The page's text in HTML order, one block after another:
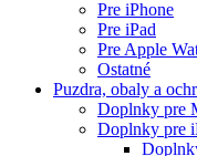
Pre iPhone
Pre iPad
Pre Apple
Ostatné
Puzdra, obaly a
Doplnky pre
Doplnky pre